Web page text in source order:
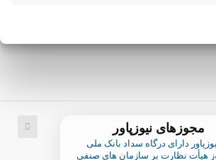
مجوزهای نیوزپاور